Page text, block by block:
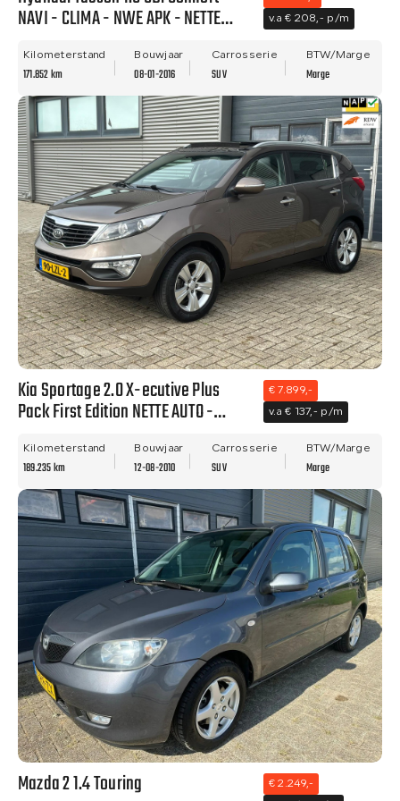
NAVI - CLIMA - NWE APK - NETTE
v.a € 208,- p/m
Kilometerstand
171.852 km
Bouwjaar
08-01-2016
Carrosserie
SUV
BTW/Marge
Marge
Kia Sportage 2.0 X-ecutive Plus
Pack First Edition NETTE AUTO -
€ 7.899,-
v.a € 137,- p/m
Kilometerstand
189.235 km
Bouwjaar
12-08-2010
Carrosserie
SUV
BTW/Marge
Marge
Mazda 2 1.4 Touring
€ 2.249,-